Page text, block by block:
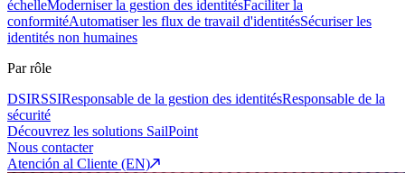
échelleModerniser la gestion des identitésFaciliter la
conformitéAutomatiser les flux de travail d'identitésSécuriser les
identités non humaines
Par rôle
DSIRSSIResponsable de la gestion des identitésResponsable de la
sécurité
Découvrez les solutions SailPoint
Nous contacter
Atención al Cliente (EN)